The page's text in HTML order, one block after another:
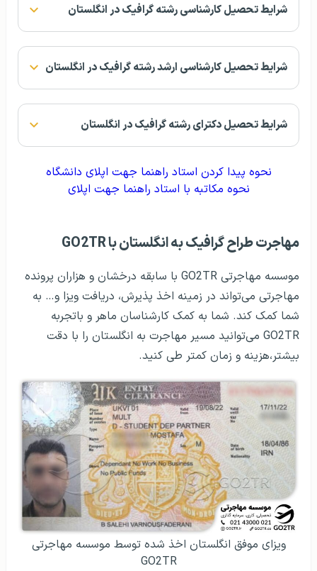
شرایط تحصیل کارشناسی رشته گرافیک در انگلستان
شرایط تحصیل کارشناسی ارشد رشته گرافیک در انگلستان
شرایط تحصیل دکترای رشته گرافیک در انگلستان
نحوه پیدا کردن استاد راهنما جهت اپلای دانشگاه
نحوه مکاتبه با استاد راهنما جهت اپلای
مهاجرت طراح گرافیک به انگلستان با GO2TR
موسسه مهاجرتی GO2TR با سابقه درخشان و هزاران پرونده
مهاجرتی می‌تواند در زمینه اخذ پذیرش، دریافت ویزا و… به
شما کمک کند. شما به کمک کارشناسان ماهر و باتجربه
GO2TR می‌توانید مسیر مهاجرت به انگلستان را با دقت
بیشتر،هزینه و زمان کمتر طی کنید.
ویزای موفق انگلستان اخذ شده توسط موسسه مهاجرتی
GO2TR